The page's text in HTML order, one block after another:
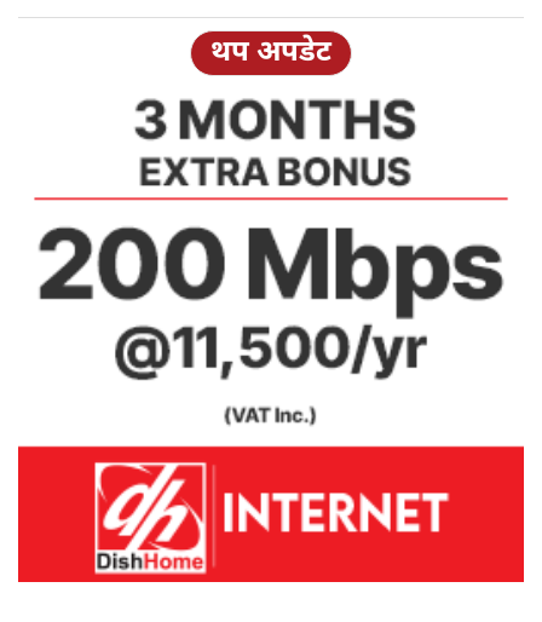
थप अपडेट